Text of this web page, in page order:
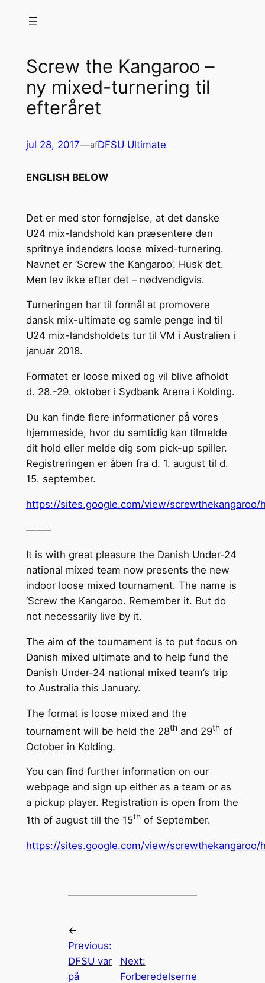
Screw the Kangaroo –
ny mixed-turnering til
efteråret
jul 28, 2017—afDFSU Ultimate
ENGLISH BELOW
Det er med stor fornøjelse, at det danske
U24 mix-landshold kan præsentere den
spritnye indendørs loose mixed-turnering.
Navnet er ’Screw the Kangaroo’. Husk det.
Men lev ikke efter det – nødvendigvis.
Turneringen har til formål at promovere
dansk mix-ultimate og samle penge ind til
U24 mix-landsholdets tur til VM i Australien i
januar 2018.
Formatet er loose mixed og vil blive afholdt
d. 28.-29. oktober i Sydbank Arena i Kolding.
Du kan finde flere informationer på vores
hjemmeside, hvor du samtidig kan tilmelde
dit hold eller melde dig som pick-up spiller.
Registreringen er åben fra d. 1. august til d.
15. september.
https://sites.google.com/view/screwthekangaroo/
——–
It is with great pleasure the Danish Under-24
national mixed team now presents the new
indoor loose mixed tournament. The name is
‘Screw the Kangaroo. Remember it. But do
not necessarily live by it.
The aim of the tournament is to put focus on
Danish mixed ultimate and to help fund the
Danish Under-24 national mixed team’s trip
to Australia this January.
The format is loose mixed and the
tournament will be held the 28thand 29thof
October in Kolding.
You can find further information on our
webpage and sign up either as a team or as
a pickup player. Registration is open from the
1th of august till the 15thof September.
https://sites.google.com/view/screwthekangaroo/
←
Previous:
DFSU var
på
Next:
Forberedelserne